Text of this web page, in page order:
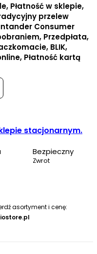
Płatność w sklepie,
przelew
Consumer
Przedpłata,
BLIK,
Płatność kartą
stacjonarnym.
Bezpieczny
Zwrot
asortyment i cenę: